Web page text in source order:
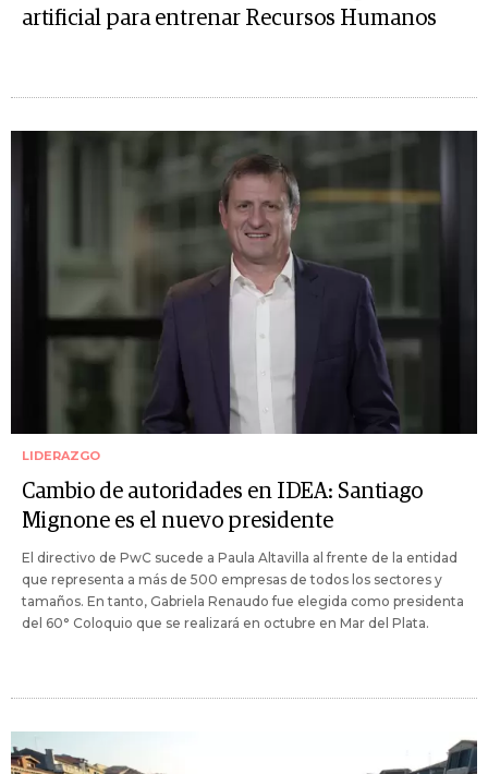
artificial para entrenar Recursos Humanos
LIDERAZGO
Cambio de autoridades en IDEA: Santiago
Mignone es el nuevo presidente
El directivo de PwC sucede a Paula Altavilla al frente de la entidad
que representa a más de 500 empresas de todos los sectores y
tamaños. En tanto, Gabriela Renaudo fue elegida como presidenta
del 60° Coloquio que se realizará en octubre en Mar del Plata.